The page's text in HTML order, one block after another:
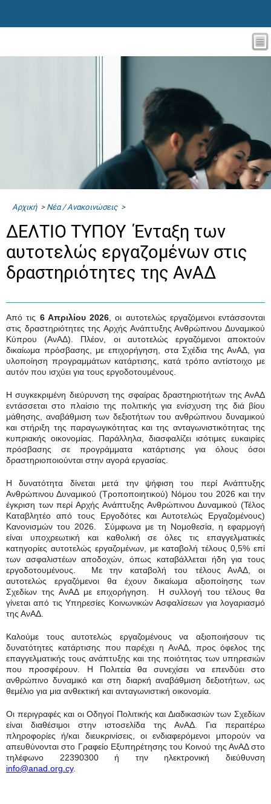
Αρχική> Νέα / Ανακοινώσεις>
ΔΕΛΤΙΟ ΤΥΠΟΥ Ένταξη των
αυτοτελώς εργαζομένων στις
δραστηριότητες της ΑνΑΔ
Από τις 6 Απριλίου 2026 , οι αυτοτελώς εργαζόμενοι εντάσσονται
στις δραστηριότητες της Αρχής Ανάπτυξης Ανθρώπινου Δυναμικού
Κύπρου (ΑνΑΔ). Πλέον, οι αυτοτελώς εργαζόμενοι αποκτούν
δικαίωμα πρόσβασης, με επιχορήγηση, στα Σχέδια της ΑνΑΔ, για
υλοποίηση προγραμμάτων κατάρτισης, κατά τρόπο αντίστοιχο με
αυτόν που ισχύει για τους εργοδοτουμένους.
Η συγκεκριμένη διεύρυνση της σφαίρας δραστηριοτήτων της ΑνΑΔ
εντάσσεται στο πλαίσιο της πολιτικής για ενίσχυση της διά βίου
μάθησης, αναβάθμιση των δεξιοτήτων του ανθρώπινου δυναμικού
και στήριξη της παραγωγικότητας και της ανταγωνιστικότητας της
κυπριακής οικονομίας. Παράλληλα, διασφαλίζει ισότιμες ευκαιρίες
πρόσβασης σε προγράμματα κατάρτισης για όλους όσοι
δραστηριοποιούνται στην αγορά εργασίας.
Η δυνατότητα δίνεται μετά την ψήφιση του περί Ανάπτυξης
Ανθρώπινου Δυναμικού (Τροποποιητικού) Νόμου του 2026 και την
έγκριση των περί Αρχής Ανάπτυξης Ανθρώπινου Δυναμικού (Τέλος
Καταβλητέο από τους Εργοδότες και Αυτοτελώς Εργαζομένους)
Κανονισμών του 2026. Σύμφωνα με τη Νομοθεσία, η εφαρμογή
είναι υποχρεωτική και καθολική σε όλες τις επαγγελματικές
κατηγορίες αυτοτελώς εργαζομένων, με καταβολή τέλους 0,5% επί
των ασφαλιστέων αποδοχών, όπως καταβάλλεται ήδη για τους
εργοδοτουμένους. Με την καταβολή του τέλους ΑνΑΔ, οι
αυτοτελώς εργαζόμενοι θα έχουν δικαίωμα αξιοποίησης των
Σχεδίων της ΑνΑΔ με επιχορήγηση. Η συλλογή του τέλους θα
γίνεται από τις Υπηρεσίες Κοινωνικών Ασφαλίσεων για λογαριασμό
της ΑνΑΔ.
Καλούμε τους αυτοτελώς εργαζομένους να αξιοποιήσουν τις
δυνατότητες κατάρτισης που παρέχει η ΑνΑΔ, προς όφελος της
επαγγελματικής τους ανάπτυξης και της ποιότητας των υπηρεσιών
που προσφέρουν. Η Πολιτεία θα συνεχίσει να επενδύει στο
ανθρώπινο δυναμικό και στη διαρκή αναβάθμιση δεξιοτήτων, ως
θεμέλιο για μια ανθεκτική και ανταγωνιστική οικονομία.
Οι περιγραφές και οι Οδηγοί Πολιτικής και Διαδικασιών των Σχεδίων
είναι διαθέσιμοι στην ιστοσελίδα της ΑνΑΔ. Για περαιτέρω
πληροφορίες ή/και διευκρινίσεις, οι ενδιαφερόμενοι μπορούν να
απευθύνονται στο Γραφείο Εξυπηρέτησης του Κοινού της ΑνΑΔ στο
τηλέφωνο 22390300 ή την ηλεκτρονική διεύθυνση
info@anad org cy.